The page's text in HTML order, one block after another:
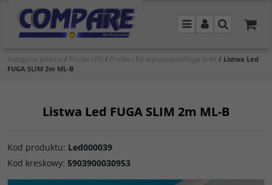
MenuPanelSzukaj
Kategoria główna / Profile LED / Profile LED wpuszczane/fuga SLIM / Listwa Led
FUGA SLIM 2m ML-B
Listwa Led FUGA SLIM 2m ML-B
Kod produktu: Led000039
Kod kreskowy: 5903900030953